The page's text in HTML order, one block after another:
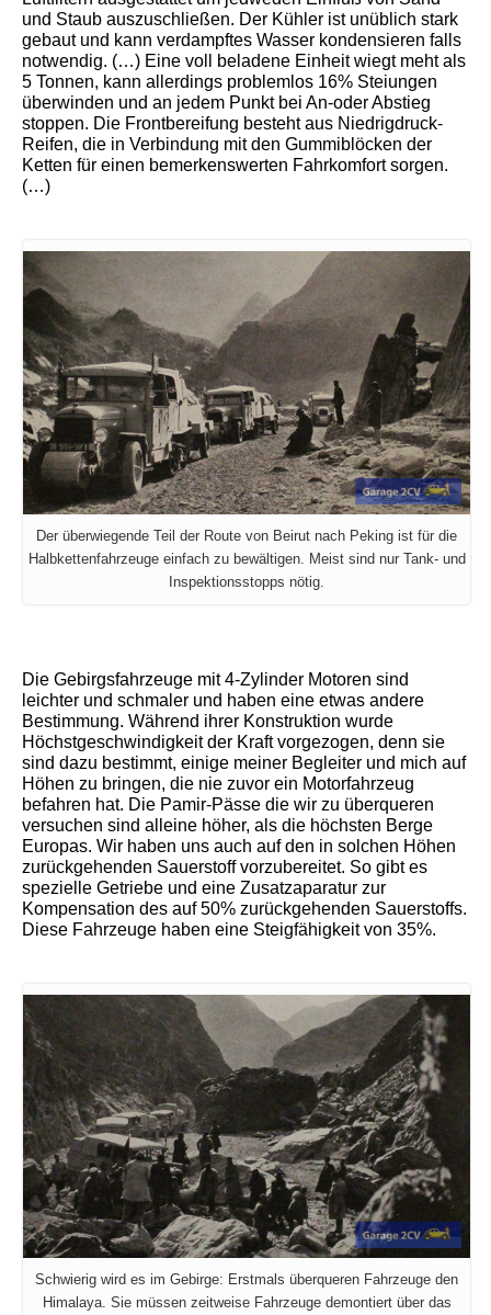
und Staub auszuschließen. Der Kühler ist unüblich stark
gebaut und kann verdampftes Wasser kondensieren falls
notwendig. (…) Eine voll beladene Einheit wiegt meht als
5 Tonnen, kann allerdings problemlos 16% Steiungen
überwinden und an jedem Punkt bei An-oder Abstieg
stoppen. Die Frontbereifung besteht aus Niedrigdruck-
Reifen, die in Verbindung mit den Gummiblöcken der
Ketten für einen bemerkenswerten Fahrkomfort sorgen.
(…)
Der überwiegende Teil der Route von Beirut nach Peking ist für die
Halbkettenfahrzeuge einfach zu bewältigen. Meist sind nur Tank- und
Inspektionsstopps nötig.
Die Gebirgsfahrzeuge mit 4-Zylinder Motoren sind
leichter und schmaler und haben eine etwas andere
Bestimmung. Während ihrer Konstruktion wurde
Höchstgeschwindigkeit der Kraft vorgezogen, denn sie
sind dazu bestimmt, einige meiner Begleiter und mich auf
Höhen zu bringen, die nie zuvor ein Motorfahrzeug
befahren hat. Die Pamir-Pässe die wir zu überqueren
versuchen sind alleine höher, als die höchsten Berge
Europas. Wir haben uns auch auf den in solchen Höhen
zurückgehenden Sauerstoff vorzubereitet. So gibt es
spezielle Getriebe und eine Zusatzaparatur zur
Kompensation des auf 50% zurückgehenden Sauerstoffs.
Diese Fahrzeuge haben eine Steigfähigkeit von 35%.
Schwierig wird es im Gebirge: Erstmals überqueren Fahrzeuge den
Himalaya. Sie müssen zeitweise Fahrzeuge demontiert über das